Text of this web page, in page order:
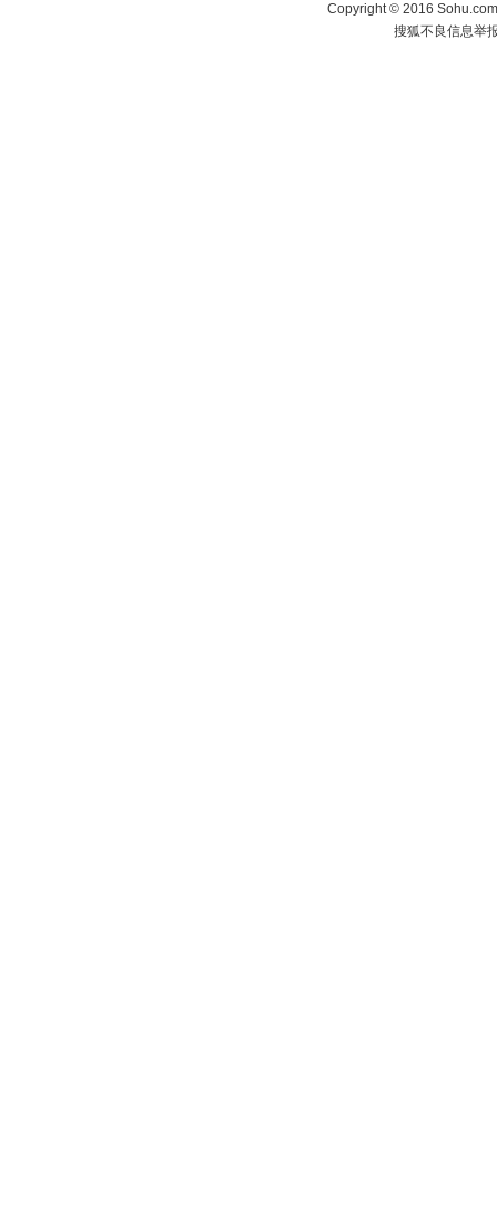
Copyright©2016
搜狐不良信息举